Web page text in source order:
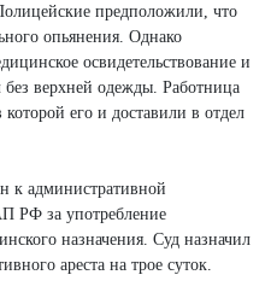
предположили, что
опьянения. Однако
освидетельствование и
верхней одежды. Работница
его и доставили в отдел
к административной
РФ за употребление
назначения. Суд назначил
ареста на трое суток.